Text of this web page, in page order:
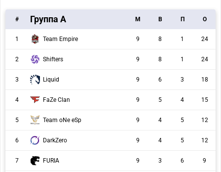
# Группа A M В П О
1 Team Empire 9 8 1 24
2 Shifters 9 8 1 24
3 Liquid 9 6 3 18
4 FaZe Clan 9 5 4 15
5 Team oNe eSp 9 4 5 12
6 DarkZero 9 4 5 12
7 FURIA 9 3 6 9